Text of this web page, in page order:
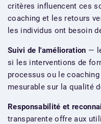
critères influencent ces
coaching et les retours
les individus ont besoin
Suivi de l'amélioration —
si les interventions de
processus ou le
mesurable sur la qualité
Responsabilité et
transparente offre aux